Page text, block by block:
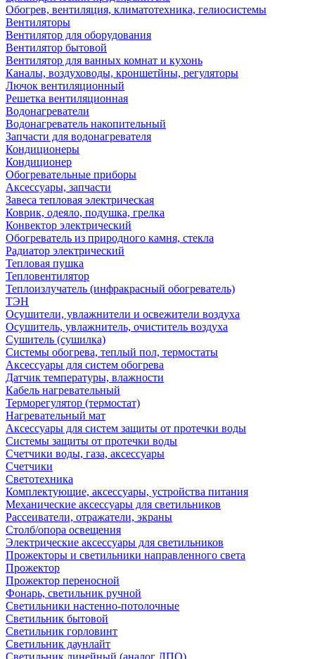
Обогрев, вентиляция, климатотехника, гелиосистемы
Вентиляторы
Вентилятор для оборудования
Вентилятор бытовой
Вентилятор для ванных комнат и кухонь
Каналы, воздуховоды, кроншетйны, регуляторы
Лючок вентиляционный
Решетка вентиляционная
Водонагреватели
Водонагреватель накопительный
Запчасти для водонагревателя
Кондиционеры
Кондиционер
Обогревательные приборы
Аксессуары, запчасти
Завеса тепловая электрическая
Коврик, одеяло, подушка, грелка
Конвектор электрический
Обогреватель из природного камня, стекла
Радиатор электрический
Тепловая пушка
Тепловентилятор
Теплоизлучатель (инфракрасный обогреватель)
ТЭН
Осушители, увлажнители и освежители воздуха
Осушитель, увлажнитель, очиститель воздуха
Сушитель (сушилка)
Системы обогрева, теплый пол, термостаты
Аксессуары для систем обогрева
Датчик температуры, влажности
Кабель нагревательный
Терморегулятор (термостат)
Нагревательный мат
Аксессуары для систем защиты от протечки воды
Системы защиты от протечки воды
Счетчики воды, газа, аксессуары
Счетчики
Светотехника
Комплектующие, аксессуары, устройства питания
Механические аксессуары для светильников
Рассеиватели, отражатели, экраны
Столб/опора освещения
Электрические аксессуары для светильников
Прожекторы и светильники направленного света
Прожектор
Прожектор переносной
Фонарь, светильник ручной
Светильники настенно-потолочные
Светильник бытовой
Светильник горловинт
Светильник даунлайт
Светильник линейный (аналог ЛПО)